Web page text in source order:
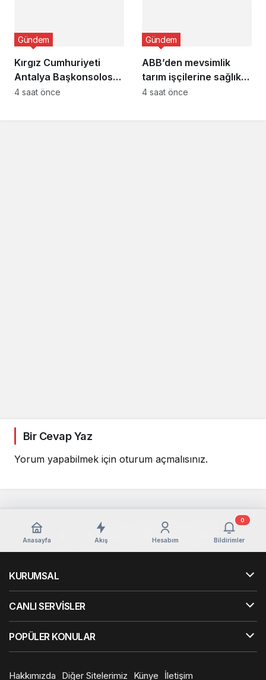
Kırgız Cumhuriyeti
Antalya Başkonsolosu
Başkan Vekili Özdemir’i
Gündem
4 saat önce
ABB’den mevsimlik
tarım işçilerine sağlık
buluşması
Gündem
4 saat önce
Bir Cevap Yaz
Yorum yapabilmek için oturum açmalısınız.
Anasayfa Akış Hesabım Bildirimler
0
KURUMSAL
CANLI SERVİSLER
POPÜLER KONULAR
Hakkımızda Diğer Sitelerimiz Künye İletişim